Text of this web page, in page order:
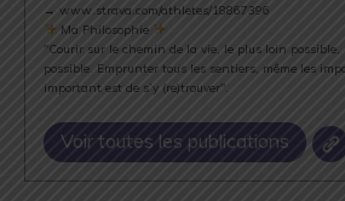
→ www.strava.com/athletes/18867396
Ma Philosophie
"Courir sur le chemin de la vie, le plus loin
possible. Emprunter tous les sentiers, même les
important est de s’y (re)trouver".
Voir toutes les publications